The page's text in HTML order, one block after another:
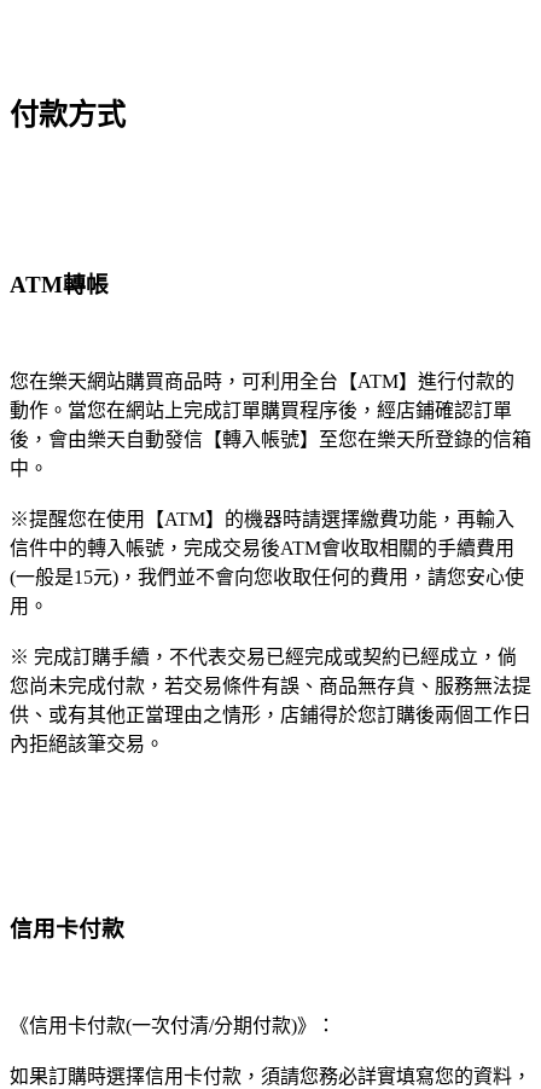
付款方式
ATM轉帳
您在樂天網站購買商品時，可利用全台【ATM】進行付款的
動作。當您在網站上完成訂單購買程序後，經店鋪確認訂單
後，會由樂天自動發信【轉入帳號】至您在樂天所登錄的信箱
中。
※提醒您在使用【ATM】的機器時請選擇繳費功能，再輸入
信件中的轉入帳號，完成交易後ATM會收取相關的手續費用
(一般是15元)，我們並不會向您收取任何的費用，請您安心使
用。
※ 完成訂購手續，不代表交易已經完成或契約已經成立，倘
您尚未完成付款，若交易條件有誤、商品無存貨、服務無法提
供、或有其他正當理由之情形，店鋪得於您訂購後兩個工作日
內拒絕該筆交易。
信用卡付款
《信用卡付款(一次付清/分期付款)》：
如果訂購時選擇信用卡付款，須請您務必詳實填寫您的資料，